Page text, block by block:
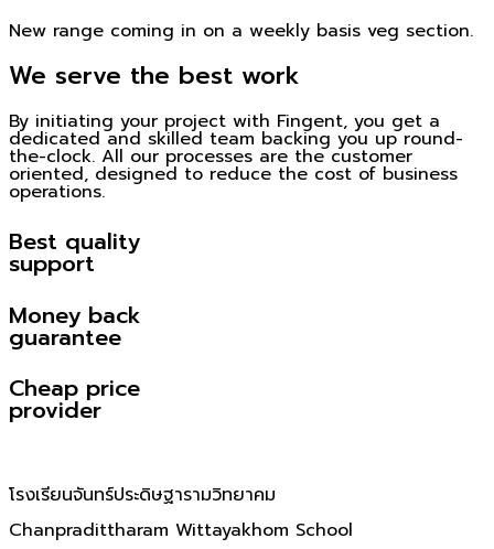
New range coming in on a weekly basis veg section.
We serve the best work
By initiating your project with Fingent, you get a
dedicated and skilled team backing you up round-
the-clock. All our processes are the customer
oriented, designed to reduce the cost of business
operations.
Best quality
support
Money back
guarantee
Cheap price
provider
โรงเรียนจันทร์ประดิษฐารามวิทยาคม
Chanpradittharam Wittayakhom School